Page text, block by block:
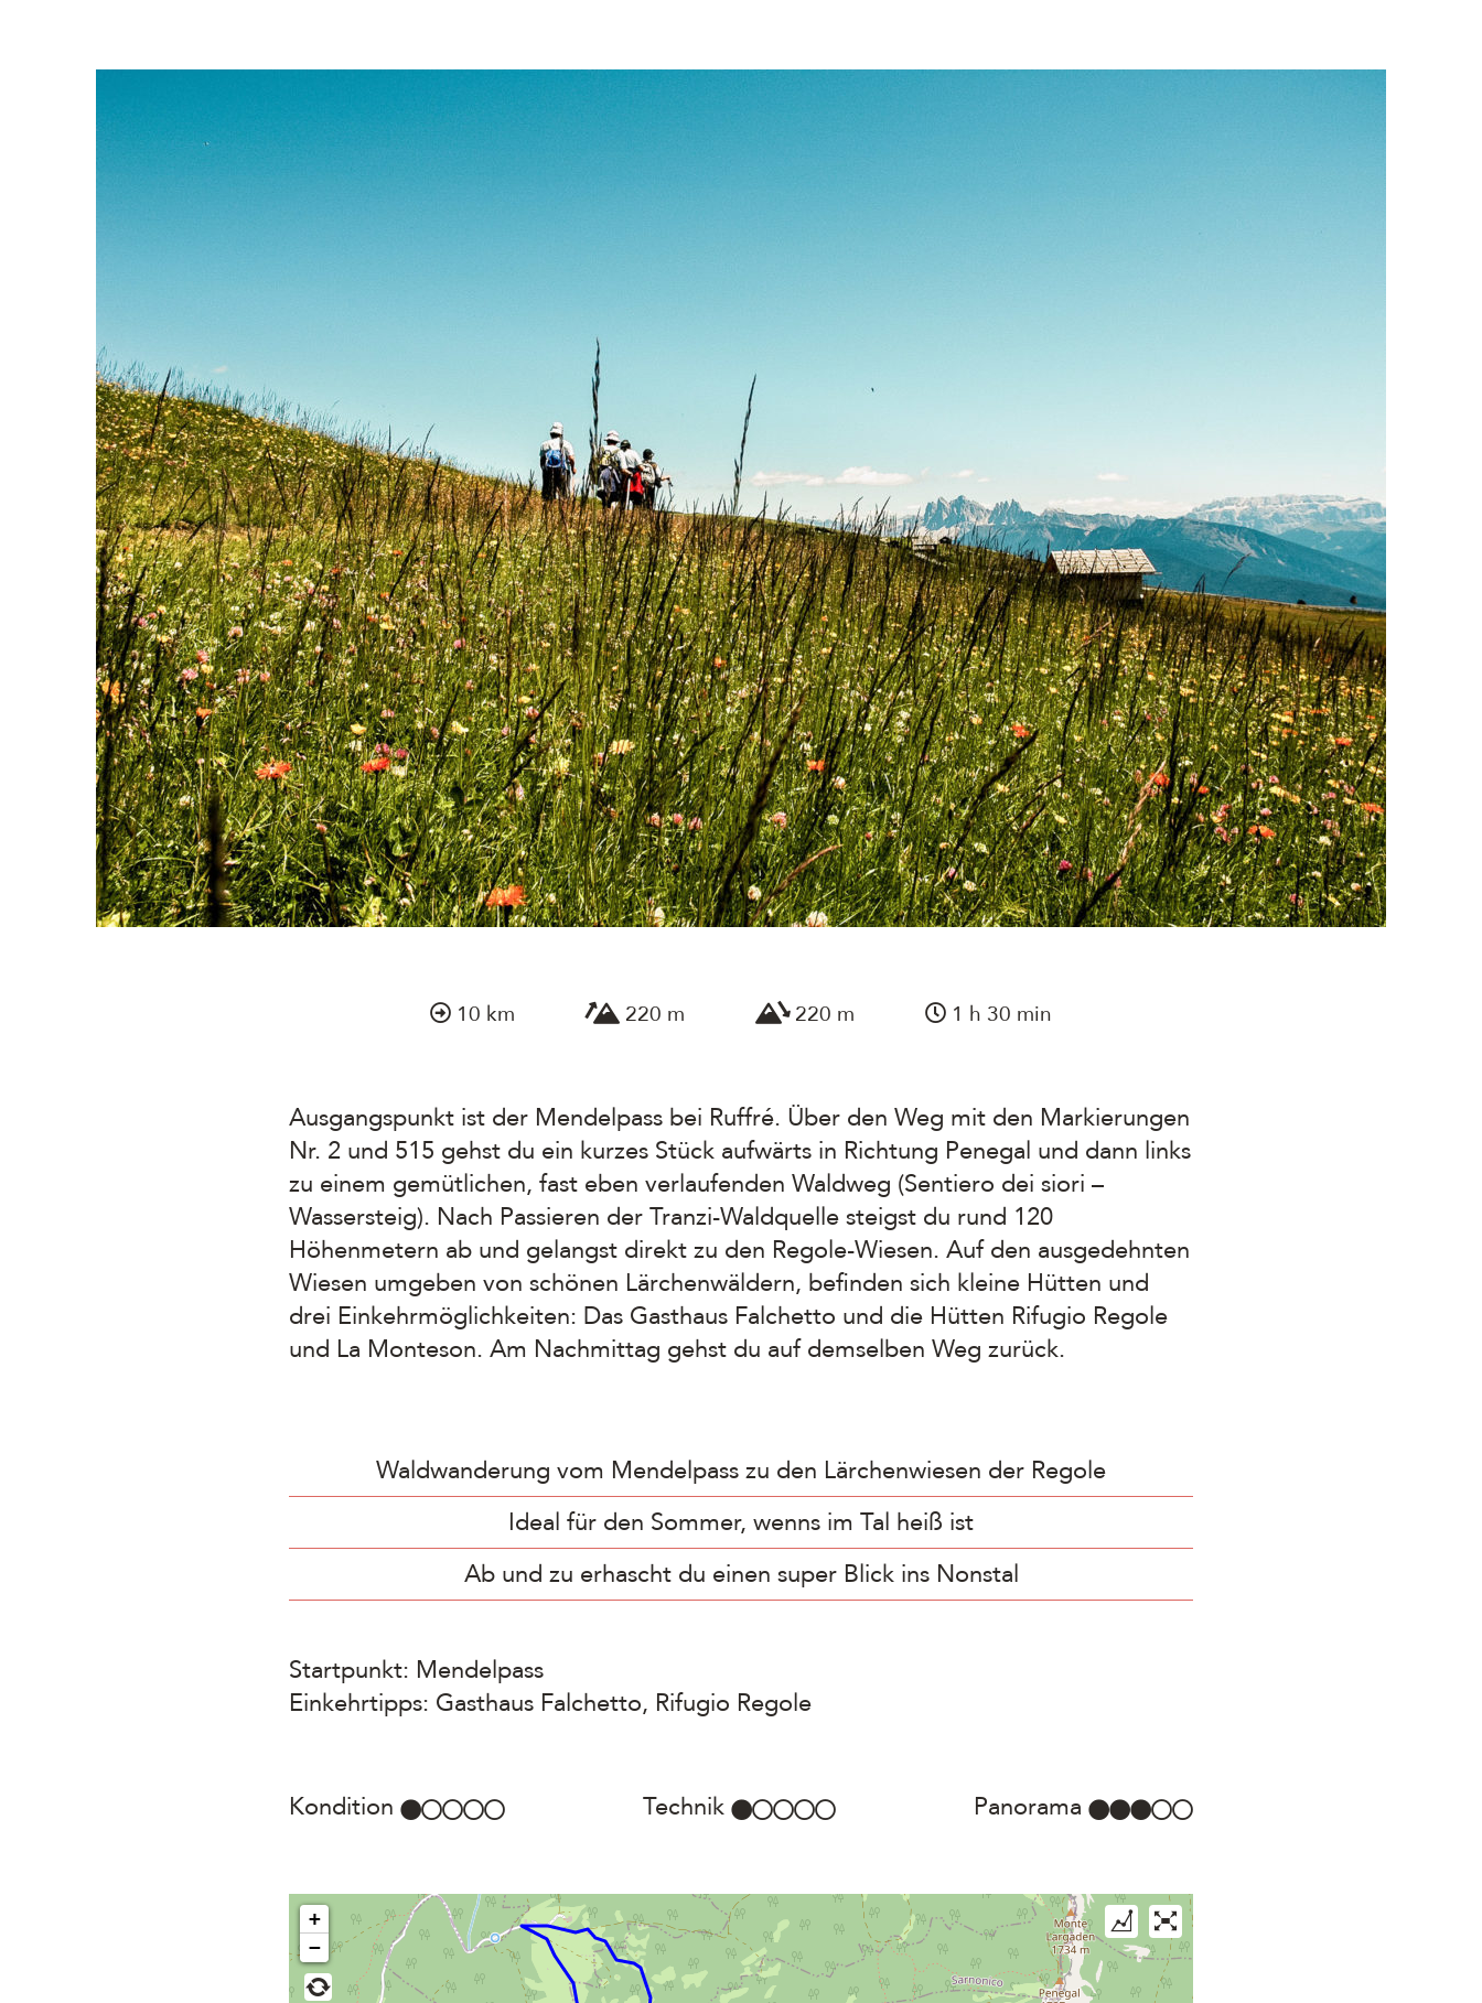
10 km 220 m 220 m 1 h 30 min
Ausgangspunkt ist der Mendelpass bei Ruffré. Über den Weg mit den Markierungen
Nr. 2 und 515 gehst du ein kurzes Stück aufwärts in Richtung Penegal und dann links
zu einem gemütlichen, fast eben verlaufenden Waldweg (Sentiero dei siori –
Wassersteig). Nach Passieren der Tranzi-Waldquelle steigst du rund 120
Höhenmetern ab und gelangst direkt zu den Regole-Wiesen. Auf den ausgedehnten
Wiesen umgeben von schönen Lärchenwäldern, befinden sich kleine Hütten und
drei Einkehrmöglichkeiten: Das Gasthaus Falchetto und die Hütten Rifugio Regole
und La Monteson. Am Nachmittag gehst du auf demselben Weg zurück.
Waldwanderung vom Mendelpass zu den Lärchenwiesen der Regole
Ideal für den Sommer, wenns im Tal heiß ist
Ab und zu erhascht du einen super Blick ins Nonstal
Startpunkt: Mendelpass
Einkehrtipps: Gasthaus Falchetto, Rifugio Regole
Kondition Technik Panorama
+
−